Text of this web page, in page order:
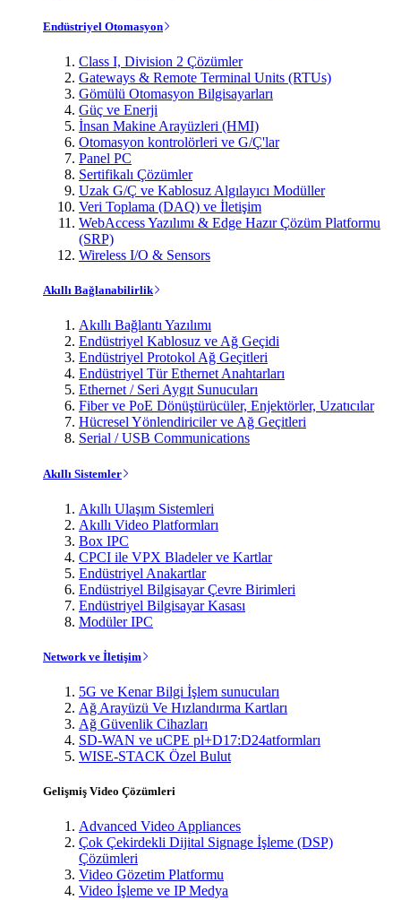
Endüstriyel Otomasyon
Class I, Division 2 Çözümler
Gateways & Remote Terminal Units (RTUs)
Gömülü Otomasyon Bilgisayarları
Güç ve Enerji
İnsan Makine Arayüzleri (HMI)
Otomasyon kontrolörleri ve G/Ç'lar
Panel PC
Sertifikalı Çözümler
Uzak G/Ç ve Kablosuz Algılayıcı Modüller
Veri Toplama (DAQ) ve İletişim
WebAccess Yazılımı & Edge Hazır Çözüm Platformu
(SRP)
Wireless I/O & Sensors
Akıllı Bağlanabilirlik
Akıllı Bağlantı Yazılımı
Endüstriyel Kablosuz ve Ağ Geçidi
Endüstriyel Protokol Ağ Geçitleri
Endüstriyel Tür Ethernet Anahtarları
Ethernet / Seri Aygıt Sunucuları
Fiber ve PoE Dönüştürücüler, Enjektörler, Uzatıcılar
Hücresel Yönlendiriciler ve Ağ Geçitleri
Serial / USB Communications
Akıllı Sistemler
Akıllı Ulaşım Sistemleri
Akıllı Video Platformları
Box IPC
CPCI ile VPX Bladeler ve Kartlar
Endüstriyel Anakartlar
Endüstriyel Bilgisayar Çevre Birimleri
Endüstriyel Bilgisayar Kasası
Modüler IPC
Network ve İletişim
5G ve Kenar Bilgi İşlem sunucuları
Ağ Arayüzü Ve Hızlandırma Kartları
Ağ Güvenlik Cihazları
SD-WAN ve uCPE pl+D17:D24atformları
WISE-STACK Özel Bulut
Gelişmiş Video Çözümleri
Advanced Video Appliances
Çok Çekirdekli Dijital Signage İşleme (DSP)
Çözümleri
Video Gözetim Platformu
Video İşleme ve IP Medya